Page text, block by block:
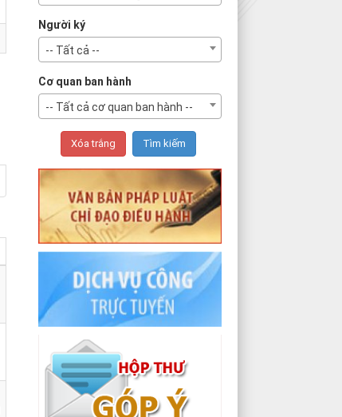
Người ký
-- Tất cả --
Cơ quan ban hành
-- Tất cả cơ quan ban hành --